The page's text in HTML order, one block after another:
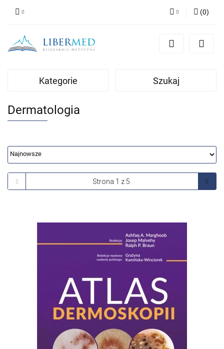
Zaloguj się
Zgody cookies
(0)
Kategorie Szukaj
Dermatologia